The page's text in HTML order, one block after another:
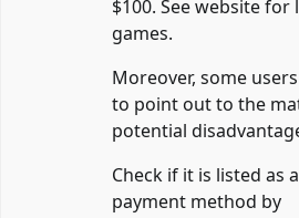
$100. See website for
games.
Moreover, some
to point out to the
potential
Check if it is listed as
payment method by